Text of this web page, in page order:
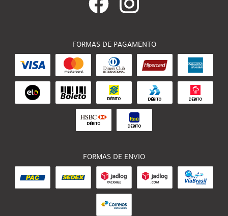
FORMAS DE PAGAMENTO
FORMAS DE ENVIO